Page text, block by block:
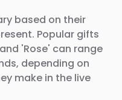
based on their
Popular gifts
'Rose' can range
depending on
make in the live